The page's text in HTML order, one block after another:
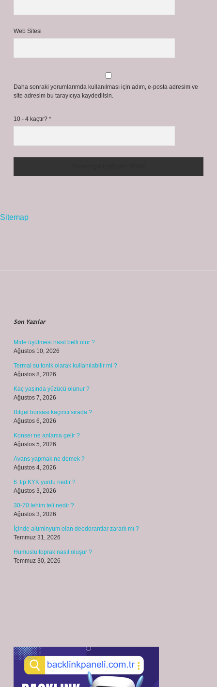
Web Sitesi
Daha sonraki yorumlarımda kullanılması için adım, e-posta adresim ve
site adresim bu tarayıcıya kaydedilsin.
10 - 4 kaçtır? *
Sitemap
Son Yazılar
Mide üşütmesi nasıl belli olur ?
Ağustos 10, 2026
Termal su tonik olarak kullanılabilir mi ?
Ağustos 8, 2026
Kaç yaşında yüzücü olunur ?
Ağustos 7, 2026
Bitget borsası kaçıncı sırada ?
Ağustos 6, 2026
Konser ne anlama gelir ?
Ağustos 5, 2026
Avans yapmak ne demek ?
Ağustos 4, 2026
6. tip KYK yurdu nedir ?
Ağustos 3, 2026
30-70 lehim teli nedir ?
Ağustos 3, 2026
İçinde alüminyum olan deodorantlar zararlı mı ?
Temmuz 31, 2026
Humuslu toprak nasıl oluşur ?
Temmuz 30, 2026